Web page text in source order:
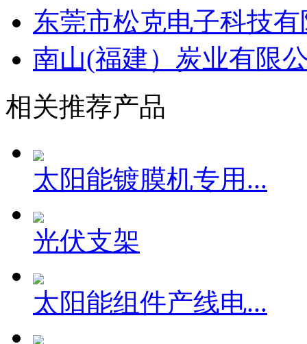
东莞市松克电子科技
南山(福建）炭业有限
相关推荐产品
太阳能镀膜机专用...
光伏支架
太阳能组件产线电...